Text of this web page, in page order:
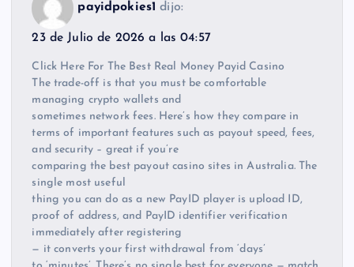
payidpokies1 dijo:
23 de Julio de 2026 a las 04:57
Click Here For The Best Real Money Payid Casino
The trade-off is that you must be comfortable
managing crypto wallets and
sometimes network fees. Here’s how they compare in
terms of important features such as payout speed, fees,
and security – great if you’re
comparing the best payout casino sites in Australia. The
single most useful
thing you can do as a new PayID player is upload ID,
proof of address, and PayID identifier verification
immediately after registering
— it converts your first withdrawal from ‘days’